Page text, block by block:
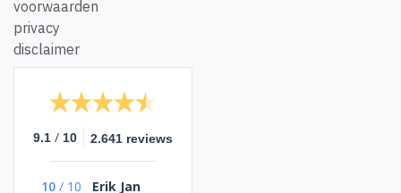
voorwaarden
privacy
disclaimer
9.1 / 10 2.641 reviews
10 / 10 Erik Jan